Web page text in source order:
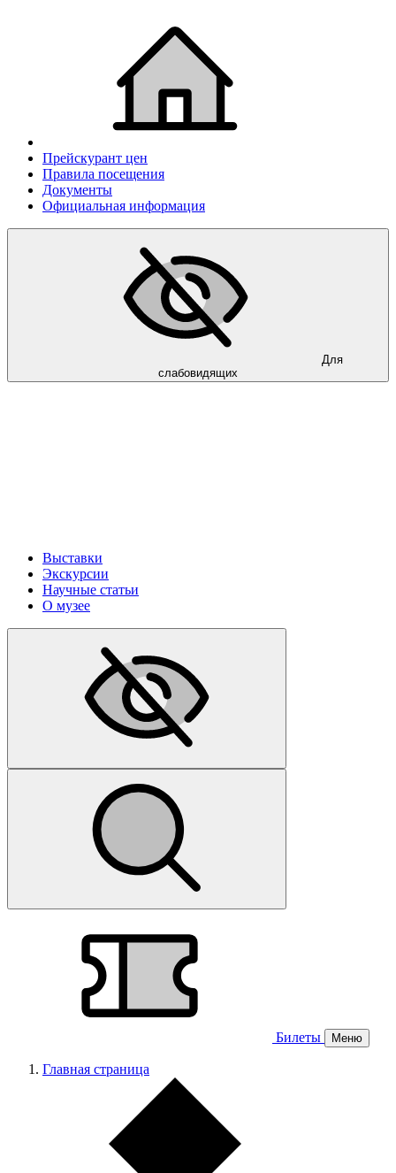
Прейскурант цен
Правила посещения
Документы
Официальная информация
Для
слабовидящих
Выставки
Экскурсии
Научные статьи
О музее
Билеты Меню
Главная страница